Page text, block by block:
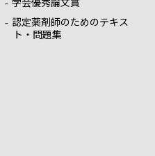
認定薬剤師のためのテキス
ト・問題集